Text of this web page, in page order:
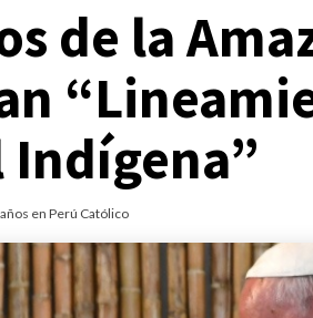
de la
Indígena”
en Perú Católico